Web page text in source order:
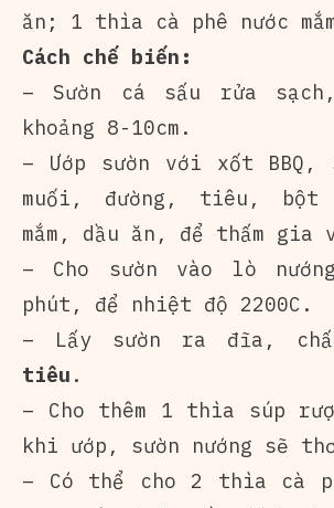
ăn; 1 thìa cà phê nước
Cách chế biến:
– Sườn cá sấu rửa
khoảng 8-10cm.
– Ướp sườn với xốt BBQ,
muối, đường, tiêu, bột
mắm, dầu ăn, để thấm gia
– Cho sườn vào lò
phút, để nhiệt độ 2200C.
– Lấy sườn ra đĩa,
tiêu .
– Cho thêm 1 thìa súp
khi ướp, sườn nướng sẽ
– Có thể cho 2 thìa cà